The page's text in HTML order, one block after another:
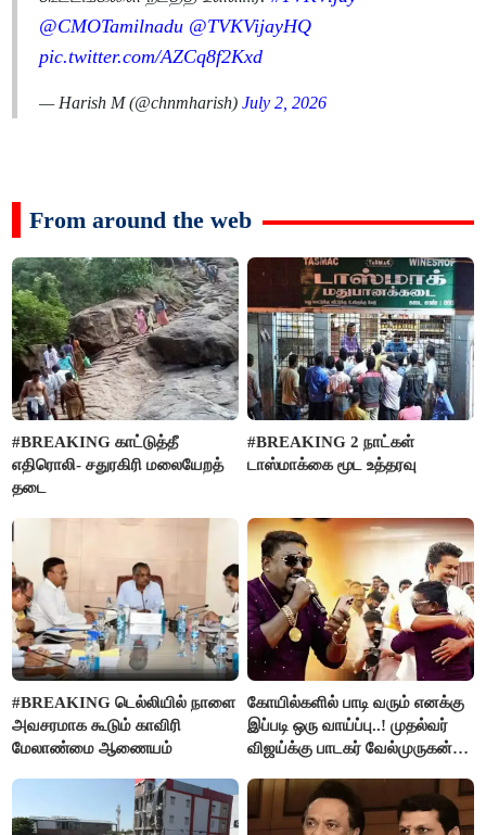
@CMOTamilnadu @TVKVijayHQ
pic.twitter.com/AZCq8f2Kxd
— Harish M (@chnmharish)July 2, 2026
From around the web
#BREAKING காட்டுத்தீ
எதிரொலி- சதுரகிரி மலையேறத்
தடை
#BREAKING 2 நாட்கள்
டாஸ்மாக்கை மூட உத்தரவு
#BREAKING டெல்லியில் நாளை
அவசரமாக கூடும் காவிரி
மேலாண்மை ஆணையம்
கோயில்களில் பாடி வரும் எனக்கு
இப்படி ஒரு வாய்ப்பு..! முதல்வர்
விஜய்க்கு பாடகர் வேல்முருகன்